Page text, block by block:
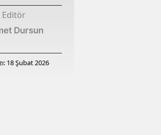
Editör
Dursun
18 Şubat 2026